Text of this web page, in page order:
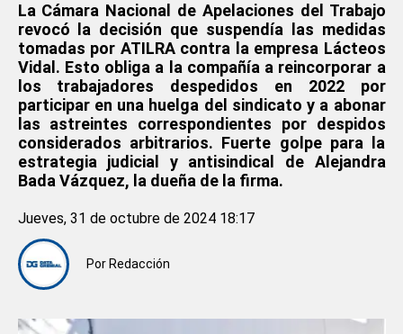
La Cámara Nacional de Apelaciones del Trabajo
revocó la decisión que suspendía las medidas
tomadas por ATILRA contra la empresa Lácteos
Vidal. Esto obliga a la compañía a reincorporar a
los trabajadores despedidos en 2022 por
participar en una huelga del sindicato y a abonar
las astreintes correspondientes por despidos
considerados arbitrarios. Fuerte golpe para la
estrategia judicial y antisindical de Alejandra
Bada Vázquez, la dueña de la firma.
Por Redacción
Jueves, 31 de octubre de 2024 18:17